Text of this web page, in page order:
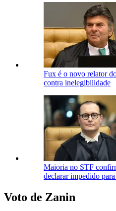
Fux é o novo relator
contra inelegibilidade
Maioria no STF
declarar impedido
Voto de Zanin